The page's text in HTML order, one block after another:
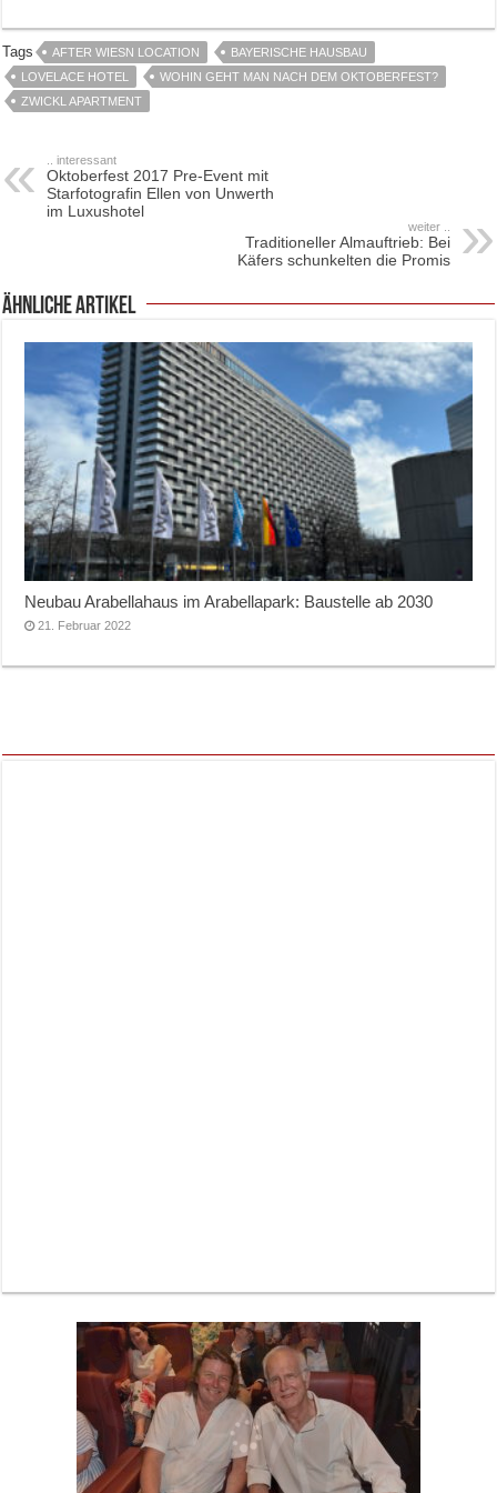
Tags AFTER WIESN LOCATION
BAYERISCHE HAUSBAU
LOVELACE HOTEL
WOHIN GEHT MAN NACH DEM OKTOBERFEST?
ZWICKL APARTMENT
.. interessant
Oktoberfest 2017 Pre-Event mit
Starfotografin Ellen von Unwerth
im Luxushotel
weiter ..
Traditioneller Almauftrieb: Bei
Käfers schunkelten die Promis
ähnliche Artikel
Neubau Arabellahaus im Arabellapark: Baustelle ab 2030
21. Februar 2022
Neue Sommerterrasse im Ludwigpalais: Wird das